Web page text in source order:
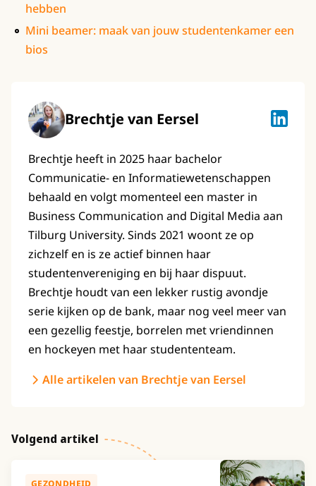
hebben
Mini beamer: maak van jouw studentenkamer een
bios
Brechtje van Eersel
Brechtje heeft in 2025 haar bachelor
Communicatie- en Informatiewetenschappen
behaald en volgt momenteel een master in
Business Communication and Digital Media aan
Tilburg University. Sinds 2021 woont ze op
zichzelf en is ze actief binnen haar
studentenvereniging en bij haar dispuut.
Brechtje houdt van een lekker rustig avondje
serie kijken op de bank, maar nog veel meer van
een gezellig feestje, borrelen met vriendinnen
en hockeyen met haar studententeam.
Alle artikelen van Brechtje van Eersel
Volgend artikel